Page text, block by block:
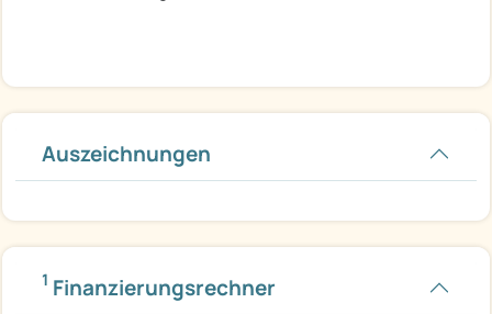
Auszeichnungen
1 Finanzierungsrechner